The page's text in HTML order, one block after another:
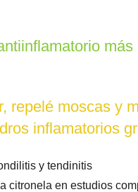
repelé moscas y
inflamatorios
y tendinitis
citronela en estudios